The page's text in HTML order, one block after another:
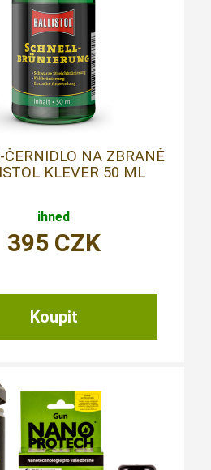
ČERNIDLO NA ZBRANĚ
KLEVER 50 ML
ihned
395 CZK